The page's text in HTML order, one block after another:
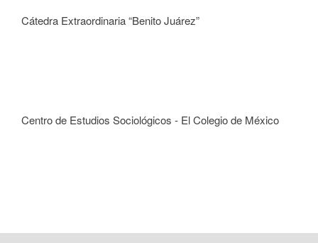
Cátedra Extraordinaria “Benito Juárez”
Centro de Estudios Sociológicos - El Colegio de México